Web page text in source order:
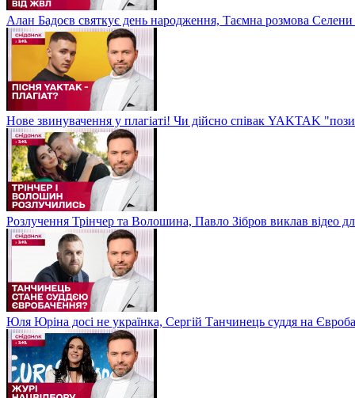
Алан Бадоєв святкує день народження, Таємна розмова
Нове звинувачення у плагіаті! Чи дійсно співак YAKTAK
Розлучення Трінчер та Волошина, Павло Зібров виклав відео
Юля Юріна досі не українка, Сергій Танчинець суддя на